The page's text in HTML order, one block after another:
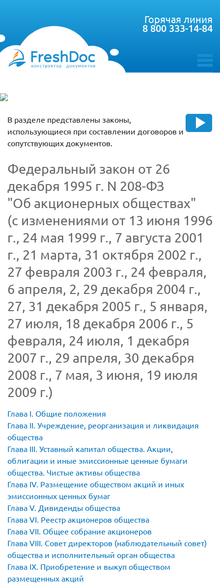
toggle
Горячая линия
8 800 333-14-84
В разделе представлены законы,
использующиеся при составлении договоров и
сопутствующих документов.
Федеральный закон от 26
декабря 1995 г. N 208-ФЗ
"Об акционерных обществах"
(с изменениями от 13 июня 1996
г., 24 мая 1999 г., 7 августа 2001
г., 21 марта, 31 октября 2002 г.,
27 февраля 2003 г., 24 февраля,
6 апреля, 2, 29 декабря 2004 г.,
27, 31 декабря 2005 г., 5 января,
27 июля, 18 декабря 2006 г., 5
февраля, 24 июля, 1 декабря
2007 г., 29 апреля, 30 декабря
2008 г., 7 мая, 3 июня, 19 июля
2009 г.)
Глава I. Общие положения
Глава II. Учреждение, реорганизация и ликвидация
общества
Глава III. Уставный капитал общества. Акции,
облигации и иные эмиссионные ценные бумаги
общества. Чистые активы общества
Глава IV. Размещение обществом акций и иных
эмиссионных ценных бумаг
Глава V. Дивиденды общества
Глава VI. Реестр акционеров общества
Глава VII. Общее собрание акционеров
Глава VIII. Совет директоров (наблюдательный совет)
общества и исполнительный орган общества
Глава IX. Приобретение и выкуп обществом
размещенных акций